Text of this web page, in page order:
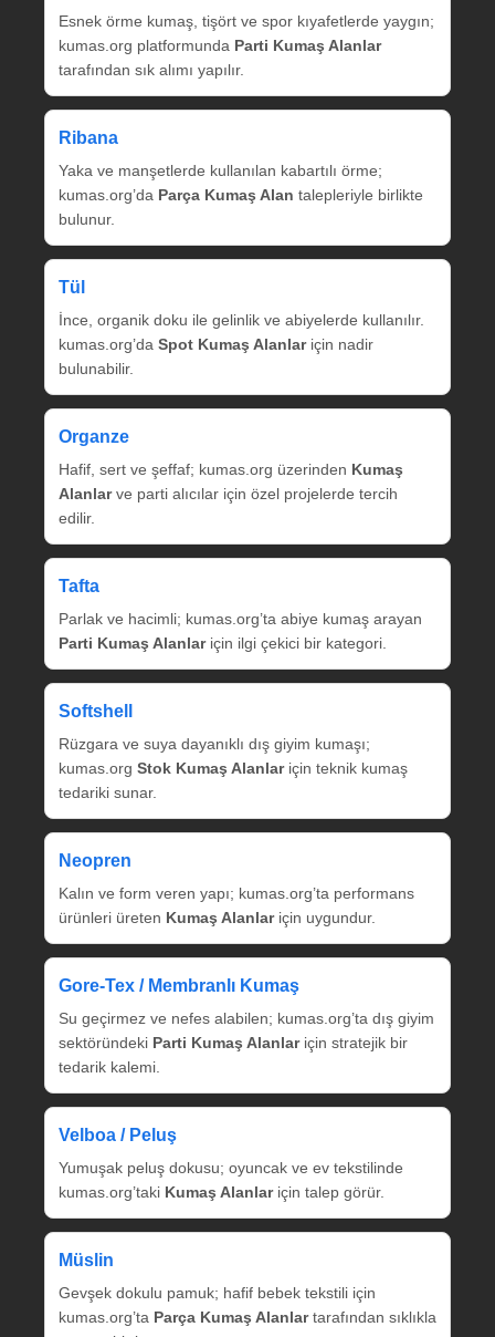
Esnek örme kumaş, tişört ve spor kıyafetlerde yaygın;
kumas.org platformunda Parti Kumaş Alanlar
tarafından sık alımı yapılır.
Ribana
Yaka ve manşetlerde kullanılan kabartılı örme;
kumas.org’da Parça Kumaş Alan talepleriyle birlikte
bulunur.
Tül
İnce, organik doku ile gelinlik ve abiyelerde kullanılır.
kumas.org’da Spot Kumaş Alanlariçin nadir
bulunabilir.
Organze
Hafif, sert ve şeffaf; kumas.org üzerinden Kumaş
Alanlarve parti alıcılar için özel projelerde tercih
edilir.
Tafta
Parlak ve hacimli; kumas.org’ta abiye kumaş arayan
Parti Kumaş Alanlariçin ilgi çekici bir kategori.
Softshell
Rüzgara ve suya dayanıklı dış giyim kumaşı;
kumas.org Stok Kumaş Alanlariçin teknik kumaş
tedariki sunar.
Neopren
Kalın ve form veren yapı; kumas.org’ta performans
ürünleri üreten Kumaş Alanlariçin uygundur.
Gore‑Tex / Membranlı Kumaş
Su geçirmez ve nefes alabilen; kumas.org’ta dış giyim
sektöründeki Parti Kumaş Alanlariçin stratejik bir
tedarik kalemi.
Velboa / Peluş
Yumuşak peluş dokusu; oyuncak ve ev tekstilinde
kumas.org’taki Kumaş Alanlariçin talep görür.
Müslin
Gevşek dokulu pamuk; hafif bebek tekstili için
kumas.org’ta Parça Kumaş Alanlartarafından sıklıkla